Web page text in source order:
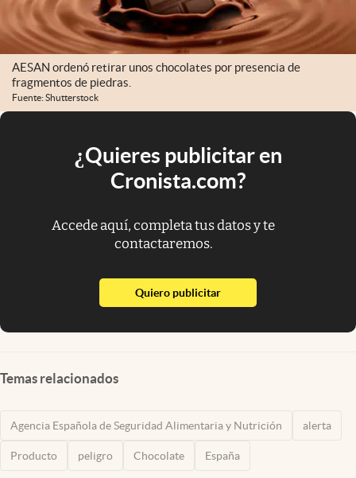
AESAN ordenó retirar unos chocolates por presencia de
fragmentos de piedras.
Fuente: Shutterstock
¿Quieres publicitar en
Cronista.com?
Accede aquí, completa tus datos y te
contactaremos.
Quiero publicitarabre en nueva pestaña
Temas relacionados
Agencia Española de Seguridad Alimentaria y Nutrición alerta
Producto peligro Chocolate España